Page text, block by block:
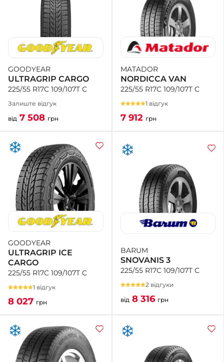
GOODYEAR
ULTRAGRIP CARGO
225/55 R17C 109/107T C
Залиште відгук
від 7 508 грн
MATADOR
NORDICCA VAN
225/55 R17C 109/107T C
1 відгук
7 912 грн
GOODYEAR
ULTRAGRIP ICE
CARGO
225/55 R17C 109/107T C
1 відгук
8 027 грн
BARUM
SNOVANIS 3
225/55 R17C 109/107T C
2 відгуки
від 8 316 грн